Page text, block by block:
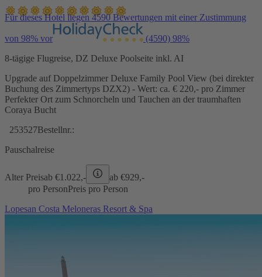
Für dieses Hotel liegen 4590 Bewertungen mit einer Zustimmung
von 98% vor (4590) 98%
8-tägige Flugreise, DZ Deluxe Poolseite inkl. AI
Upgrade auf Doppelzimmer Deluxe Family Pool View (bei direkter
Buchung des Zimmertyps DZX2) - Wert: ca. € 220,- pro Zimmer
Perfekter Ort zum Schnorcheln und Tauchen an der traumhaften
Coraya Bucht
253527Bestellnr.:
Pauschalreise
Alter Preisab €1.022,- ab €929,-
pro PersonPreis pro Person
Lopesan Costa Meloneras Resort & Spa